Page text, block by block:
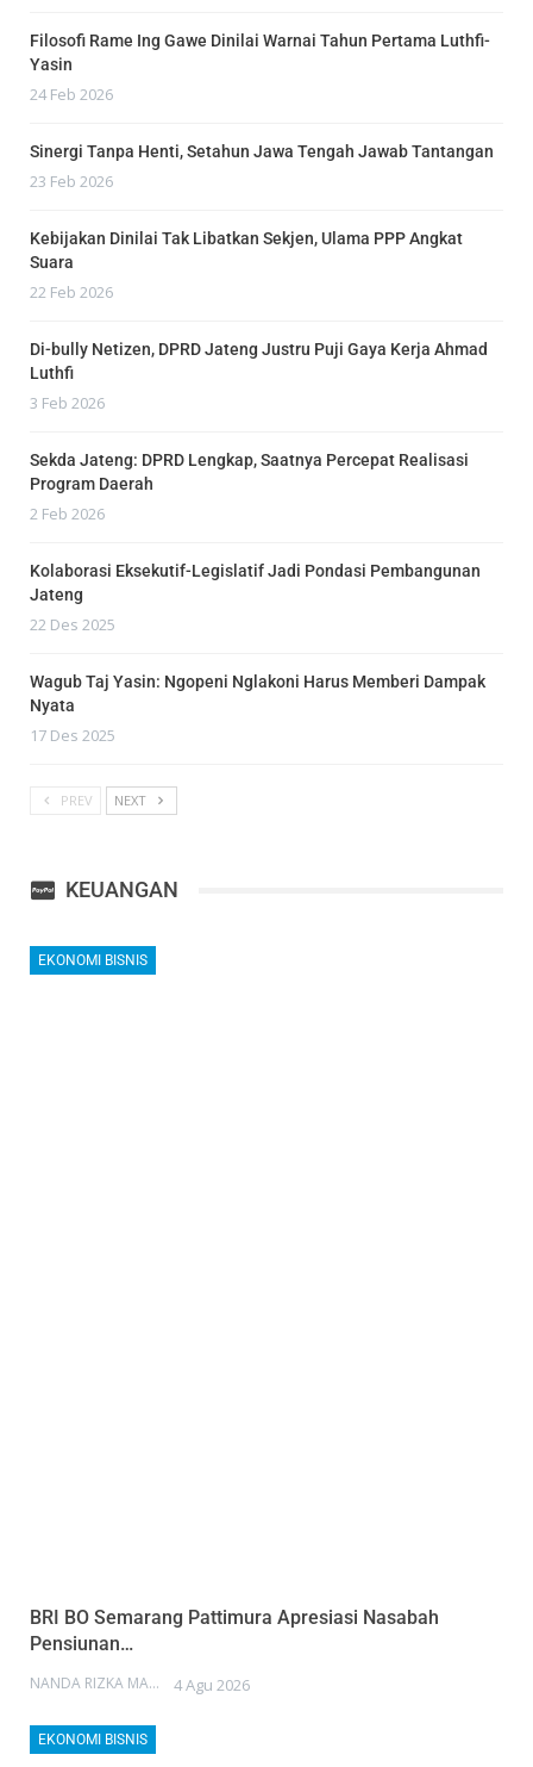
Filosofi Rame Ing Gawe Dinilai Warnai Tahun Pertama Luthfi-
Yasin
24 Feb 2026
Sinergi Tanpa Henti, Setahun Jawa Tengah Jawab Tantangan
23 Feb 2026
Kebijakan Dinilai Tak Libatkan Sekjen, Ulama PPP Angkat
Suara
22 Feb 2026
Di-bully Netizen, DPRD Jateng Justru Puji Gaya Kerja Ahmad
Luthfi
3 Feb 2026
Sekda Jateng: DPRD Lengkap, Saatnya Percepat Realisasi
Program Daerah
2 Feb 2026
Kolaborasi Eksekutif-Legislatif Jadi Pondasi Pembangunan
Jateng
22 Des 2025
Wagub Taj Yasin: Ngopeni Nglakoni Harus Memberi Dampak
Nyata
17 Des 2025
PREV NEXT
KEUANGAN
EKONOMI BISNIS
BRI BO Semarang Pattimura Apresiasi Nasabah
Pensiunan…
NANDA RIZKA MAHENDRA 4 Agu 2026
EKONOMI BISNIS